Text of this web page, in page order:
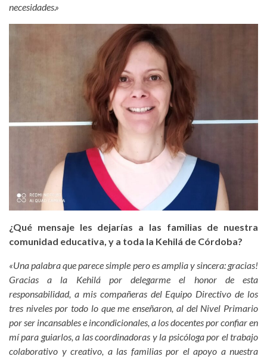
necesidades.»
¿Qué mensaje les dejarías a las familias de nuestra
comunidad educativa, y a toda la Kehilá de Córdoba?
«Una palabra que parece simple pero es amplia y sincera: gracias!
Gracias a la Kehilá por delegarme el honor de esta
responsabilidad, a mis compañeras del Equipo Directivo de los
tres niveles por todo lo que me enseñaron, al del Nivel Primario
por ser incansables e incondicionales, a los docentes por confiar en
mí para guiarlos, a las coordinadoras y la psicóloga por el trabajo
colaborativo y creativo, a las familias por el apoyo a nuestra